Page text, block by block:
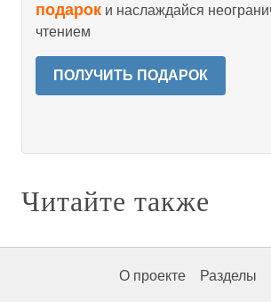
подарок и наслаждайся
чтением
ПОЛУЧИТЬ ПОДАРОК
Читайте также
О проекте Разделы